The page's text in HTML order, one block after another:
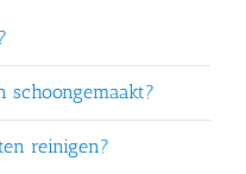
schoongemaakt?
reinigen?